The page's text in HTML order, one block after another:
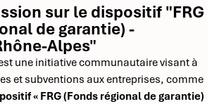
sur le dispositif "FRG
de garantie) -
Alpes"
une initiative communautaire visant à
et subventions aux entreprises, comme
« FRG (Fonds régional de garantie)